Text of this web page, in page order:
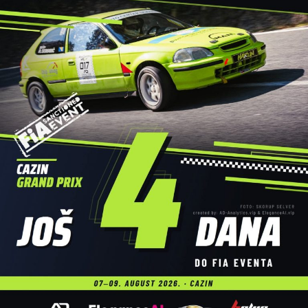
Posebna pažnja posvećena je sigurnosti svih učesnika. Za
bezbjednost na vodi tokom cijele trase bila je zadužena
Gorska služba spašavanja – Stanica Cazin, čiji su
pripadnici profesionalno pratili događaj i osigurali da
regata protekne bez poteškoća.
Dodatnu atrakciju ovogodišnjoj manifestaciji dali su brojni
sadržaji uz rijeku, među kojima su posebnu pažnju privukli
atraktivni skokovi u vodu, koji su izazvali oduševljenje
publike i upotpunili cjelodnevni program.
Veliki broj učesnika, odlična atmosfera i pozitivna energija
još jednom su pokazali daCazinska unska regataima
veliki potencijal da u narednim godinama preraste u jedan
od najznačajnijih turističko-sportskih događaja u Bosni i
Hercegovini.
Organizatori su na kraju zahvalili svim učesnicima,